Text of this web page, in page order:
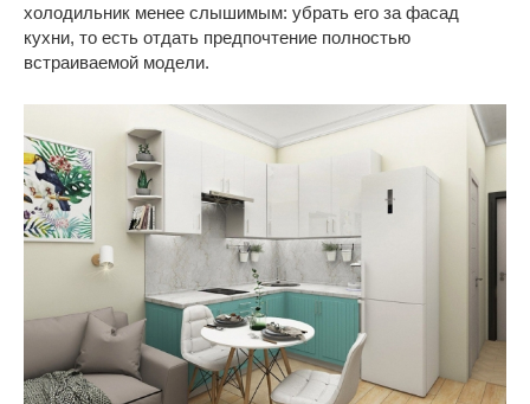
холодильник менее слышимым: убрать его за фасад
кухни, то есть отдать предпочтение полностью
встраиваемой модели.